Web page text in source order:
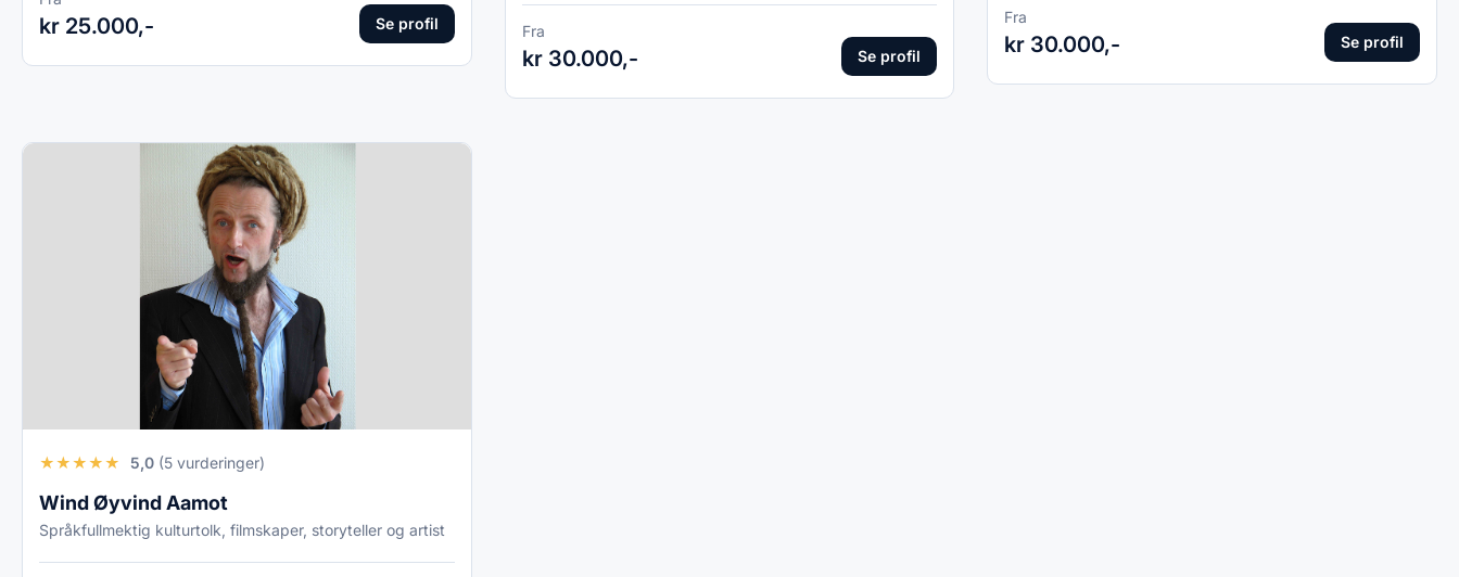
kr 25.000,- Se profil Fra
kr 30.000,- Se profil
Fra
kr 30.000,- Se profil
★★★★★ 5,0 (5 vurderinger)
Wind Øyvind Aamot
Språkfullmektig kulturtolk, filmskaper, storyteller og artist